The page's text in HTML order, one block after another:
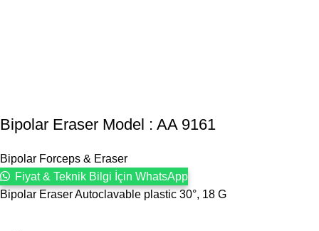
Bipolar Eraser Model : AA 9161
Bipolar Forceps & Eraser
Fiyat & Teknik Bilgi İçin WhatsApp
Bipolar Eraser Autoclavable plastic 30°, 18 G